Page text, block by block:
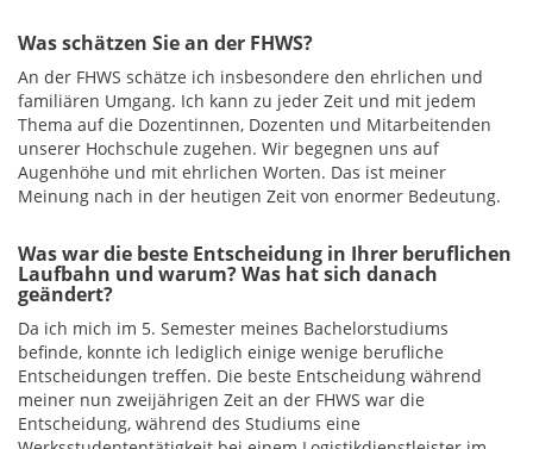
Was schätzen Sie an der FHWS?
An der FHWS schätze ich insbesondere den ehrlichen und
familiären Umgang. Ich kann zu jeder Zeit und mit jedem
Thema auf die Dozentinnen, Dozenten und Mitarbeitenden
unserer Hochschule zugehen. Wir begegnen uns auf
Augenhöhe und mit ehrlichen Worten. Das ist meiner
Meinung nach in der heutigen Zeit von enormer Bedeutung.
Was war die beste Entscheidung in Ihrer beruflichen
Laufbahn und warum? Was hat sich danach
geändert?
Da ich mich im 5. Semester meines Bachelorstudiums
befinde, konnte ich lediglich einige wenige berufliche
Entscheidungen treffen. Die beste Entscheidung während
meiner nun zweijährigen Zeit an der FHWS war die
Entscheidung, während des Studiums eine